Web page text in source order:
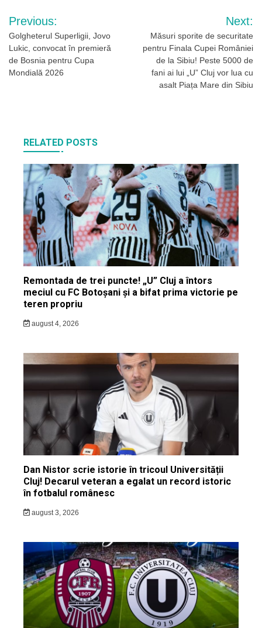
Navigare
în
articole
Previous:
Golgheterul Superligii, Jovo
Lukic, convocat în premieră
de Bosnia pentru Cupa
Mondială 2026
Next:
Măsuri sporite de securitate
pentru Finala Cupei României
de la Sibiu! Peste 5000 de
fani ai lui „U” Cluj vor lua cu
asalt Piața Mare din Sibiu
RELATED POSTS
Remontada de trei puncte! „U” Cluj a întors
meciul cu FC Botoșani și a bifat prima victorie pe
teren propriu
august 4, 2026
Dan Nistor scrie istorie în tricoul Universității
Cluj! Decarul veteran a egalat un record istoric
în fotbalul românesc
august 3, 2026